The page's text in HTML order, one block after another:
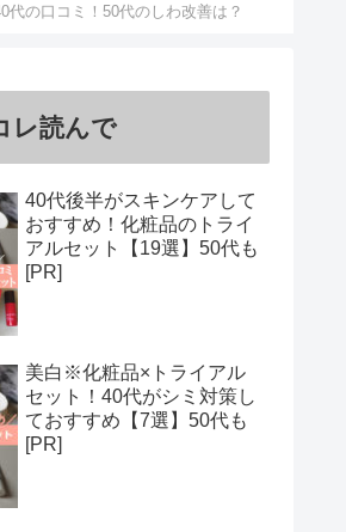
の口コミ！50代のしわ改善は？
レ読んで
40代後半がスキンケアして
おすすめ！化粧品のトライ
アルセット【19選】50代も
[PR]
美白※化粧品×トライアル
セット！40代がシミ対策し
ておすすめ【7選】50代も
[PR]